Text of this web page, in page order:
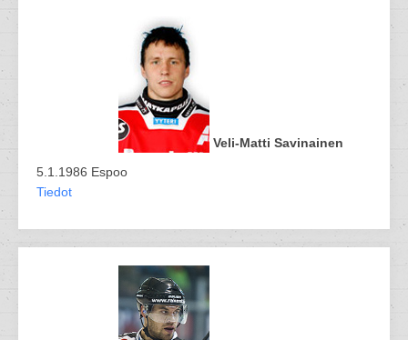
Veli-Matti Savinainen
5.1.1986 Espoo
Tiedot